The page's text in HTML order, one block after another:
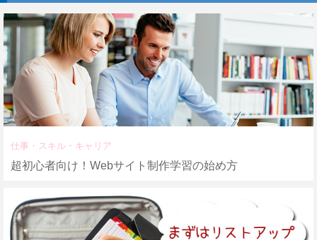
仕事・スキル・キャリア
超初心者向け！Webサイト制作学習の始め方